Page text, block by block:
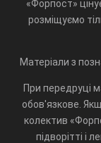
«Форпост»
розміщуємо
Матеріали з
При передруці
обов'язкове.
колектив
підворітті і